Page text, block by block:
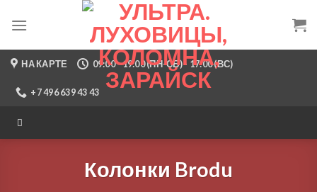
НА КАРТЕ 09:00 - 19:00 (ПН-СБ) - 17:00 (ВС)
+7 496 639 43 43
Колонки Brodu